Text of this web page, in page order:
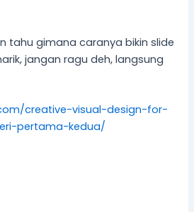
tahu gimana caranya bikin slide
jangan ragu deh, langsung
creative-visual-design-for-
pertama-kedua/